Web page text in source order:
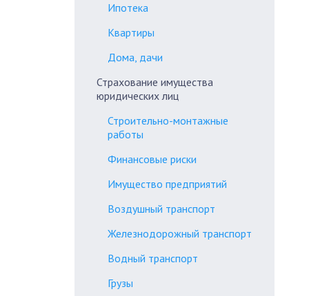
Ипотека
Квартиры
Дома, дачи
Страхование имущества
юридических лиц
Строительно-монтажные
работы
Финансовые риски
Имущество предприятий
Воздушный транспорт
Железнодорожный транспорт
Водный транспорт
Грузы